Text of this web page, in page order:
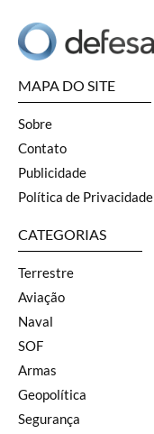
MAPA DO SITE
Sobre
Contato
Publicidade
Política de Privacidade
CATEGORIAS
Terrestre
Aviação
Naval
SOF
Armas
Geopolítica
Segurança